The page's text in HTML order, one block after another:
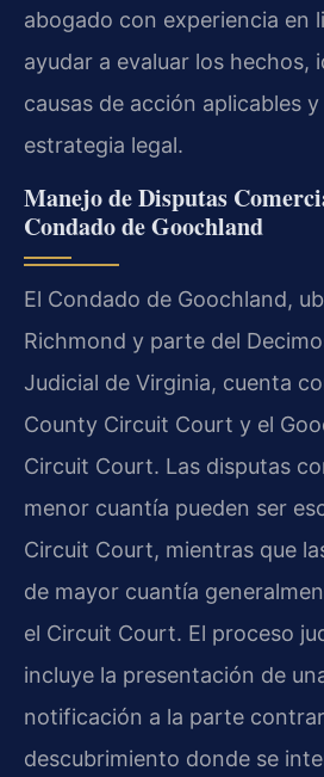
abogado con experiencia en
ayudar a evaluar los hechos,
causas de acción aplicables
estrategia legal.
Manejo de Disputas
Condado de Goochland
El Condado de Goochland,
Richmond y parte del
Judicial de Virginia, cuenta
County Circuit Court y el
Circuit Court. Las disputas
menor cuantía pueden ser
Circuit Court, mientras que
de mayor cuantía
el Circuit Court. El proceso
incluye la presentación de
notificación a la parte
descubrimiento donde se